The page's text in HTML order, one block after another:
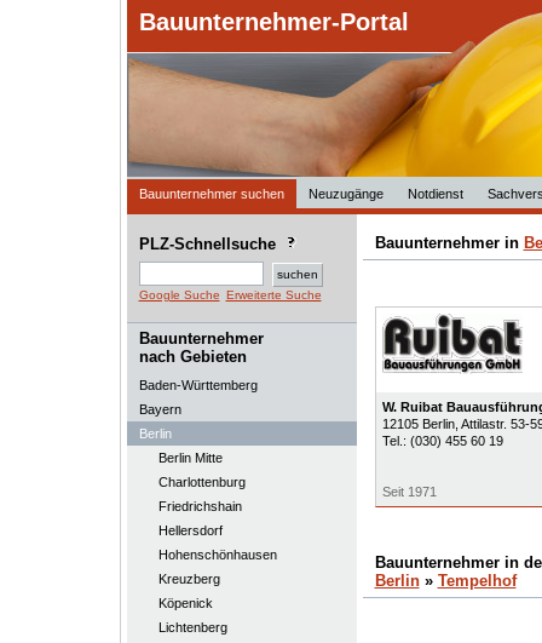
Bauunternehmer-Portal
Bauunternehmer suchen Neuzugänge Notdienst
PLZ-Schnellsuche
Google Suche Erweiterte Suche
Bauunternehmer
nach Gebieten
Baden-Württemberg
Bayern
Berlin
Berlin Mitte
Charlottenburg
Friedrichshain
Hellersdorf
Hohenschönhausen
Kreuzberg
Köpenick
Lichtenberg
Bauunternehmer in
W. Ruibat
12105 Berlin, Attilastr. 53-
Tel.: (030) 455 60 19
Seit 1971
Bauunternehmer in
Berlin» Tempelhof